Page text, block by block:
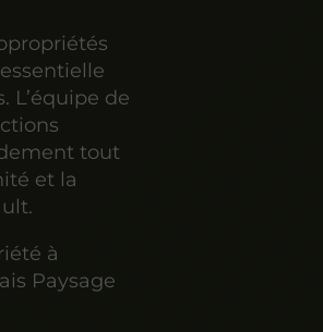
L’équipe de
tout
et la
à
Paysage